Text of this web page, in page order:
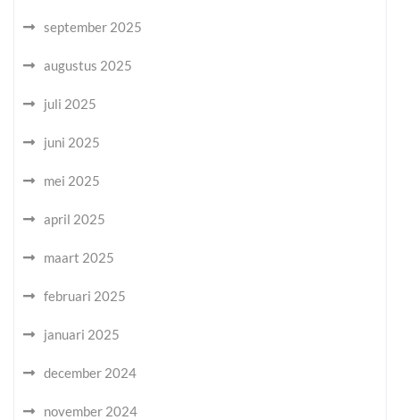
september 2025
augustus 2025
juli 2025
juni 2025
mei 2025
april 2025
maart 2025
februari 2025
januari 2025
december 2024
november 2024